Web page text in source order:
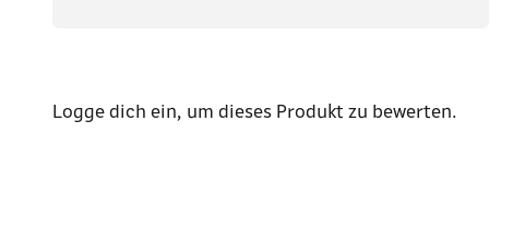
Logge dich ein, um dieses Produkt zu bewerten.